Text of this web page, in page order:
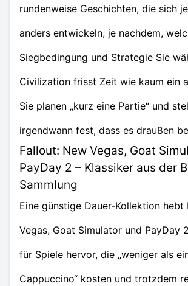
rundenweise Geschichten, die sich
anders entwickeln, je nachdem,
Siegbedingung und Strategie Sie
Civilization frisst Zeit wie kaum ein
Sie planen „kurz eine Partie“ und
irgendwann fest, dass es draußen
Fallout: New Vegas, Goat
PayDay 2 – Klassiker aus der
Sammlung
Eine günstige Dauer-Kollektion hebt
Vegas, Goat Simulator und PayDay
für Spiele hervor, die „weniger als
Cappuccino“ kosten und trotzdem